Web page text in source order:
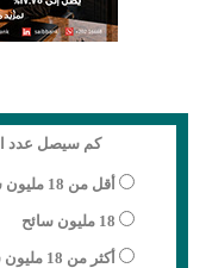
كم سيصل عدد
أقل من 18 مليون سائح
18 مليون سائح
أكثر من 18 مليون سائح